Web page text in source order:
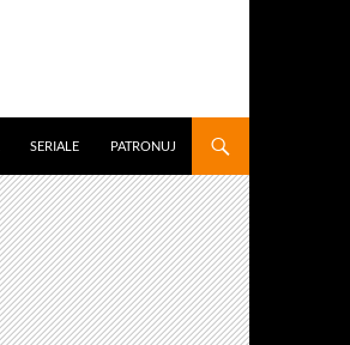
SERIALE PATRONUJ